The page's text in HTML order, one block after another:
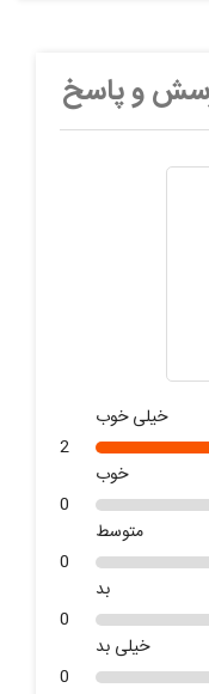
و پاسخ
خیلی خوب
2
خوب
0
متوسط
0
بد
0
خیلی بد
0